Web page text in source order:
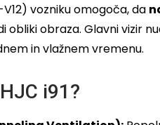
vozniku omogoča, da
obraza. Glavni vizir
in vlažnem vremenu.
i91?